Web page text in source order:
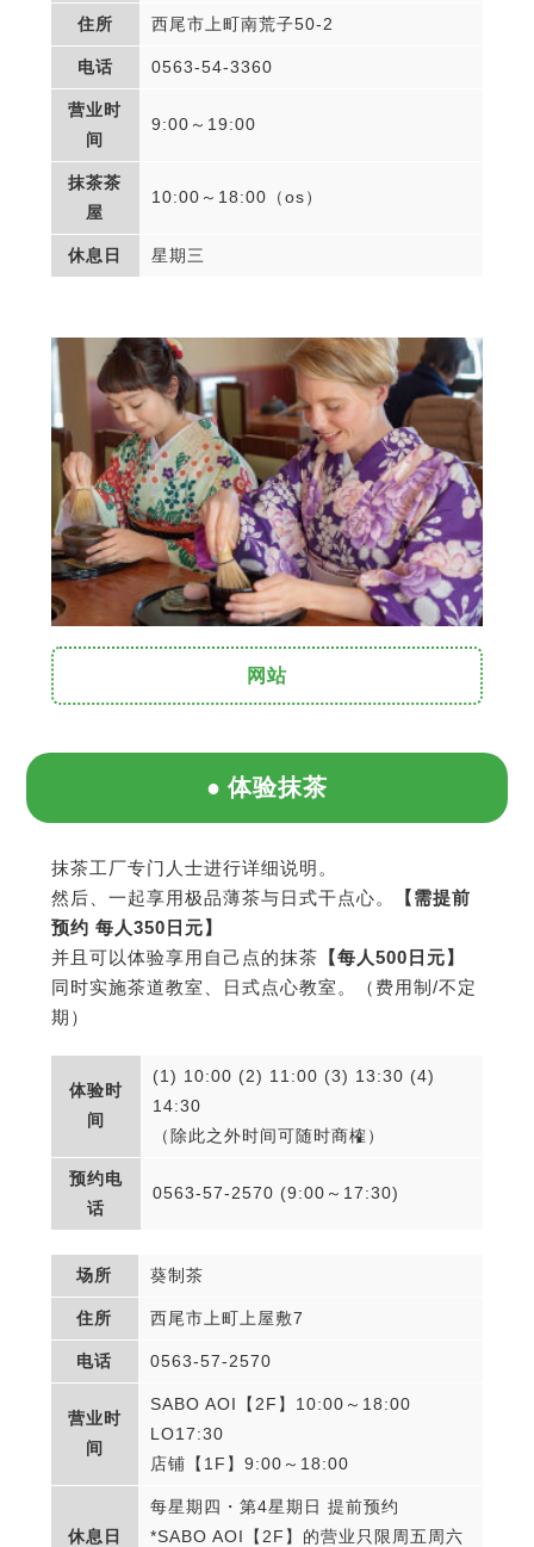
住所 西尾市上町南荒子50-2
电话 0563-54-3360
营业时
间
9:00～19:00
抹茶茶
屋
10:00～18:00（os）
休息日 星期三
网站
体验抹茶
抹茶工厂专门人士进行详细说明。
然后、一起享用极品薄茶与日式干点心。
【需提前
预约 每人350日元】
并且可以体验享用自己点的抹茶 【每人500日元】
同时实施茶道教室、日式点心教室。（费用制/不定
期）
体验时
间
(1) 10:00 (2) 11:00 (3) 13:30 (4)
14:30
（除此之外时间可随时商榷）
预约电
话
0563-57-2570 (9:00～17:30)
场所 葵制茶
住所 西尾市上町上屋敷7
电话 0563-57-2570
营业时
间
SABO AOI【2F】10:00～18:00
LO17:30
店铺【1F】9:00～18:00
休息日
每星期四・第4星期日 提前预约
*SABO AOI【2F】的营业只限周五周六